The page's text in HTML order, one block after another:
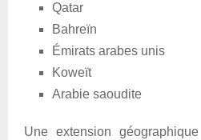
Qatar
Bahreïn
Émirats arabes unis
Koweït
Arabie saoudite
Une extension